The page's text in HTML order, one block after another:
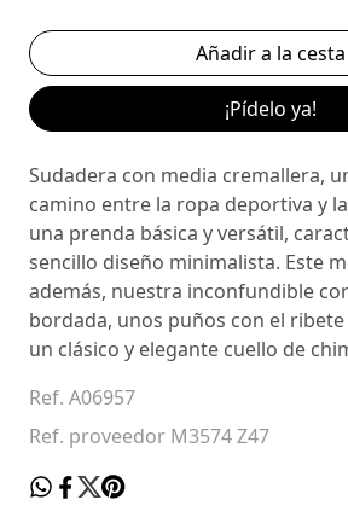
¡Pídelo ya!
Sudadera con media cremallera,
camino entre la ropa deportiva y
una prenda básica y versátil,
sencillo diseño minimalista. Este
además, nuestra inconfundible
bordada, unos puños con el
un clásico y elegante cuello de
Ref. A06957
Ref. proveedor M3574 Z47